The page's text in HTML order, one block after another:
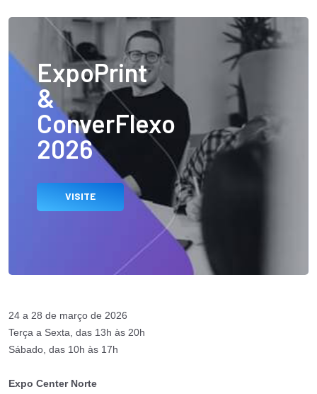
ExpoPrint
&
ConverFlexo
2026
VISITE
24 a 28 de março de 2026
Terça a Sexta, das 13h às 20h
Sábado, das 10h às 17h
Expo Center Norte